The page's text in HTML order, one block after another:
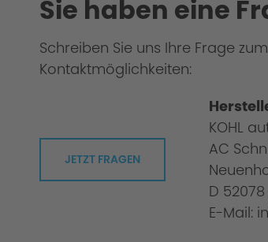
Sie haben eine
Schreiben Sie uns Ihre Frage
Kontaktmöglichkeiten:
JETZT FRAGEN
KOHL
AC
D
E-Mail: